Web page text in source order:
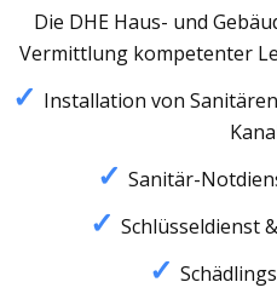
Die DHE Haus- und
Vermittlung kompetenter
Installation von
Sanitär-
Schlüsseldienst